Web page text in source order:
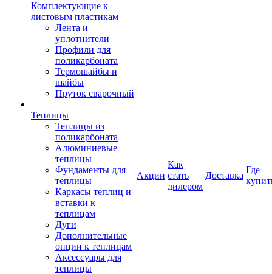
Комплектующие к
листовым пластикам
Лента и
уплотнители
Профили для
поликарбоната
Термошайбы и
шайбы
Пруток сварочный
Теплицы
Теплицы из
поликарбоната
Алюминиевые
теплицы
Фундаменты для
теплицы
Каркасы теплиц и
вставки к
теплицам
Дуги
Дополнительные
опции к теплицам
Аксессуары для
теплицы
Акции
Как
стать
дилером
Доставка
Где